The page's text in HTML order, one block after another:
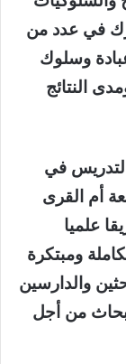
في عدد من
وسلوك
النتائج
التدريس في
أم القرى
علميا
ومبتكرة
والدارسين
من أجل